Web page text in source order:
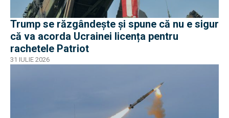
Trump se răzgândește și spune că nu e sigur
că va acorda Ucrainei licența pentru
rachetele Patriot
31 IULIE 2026